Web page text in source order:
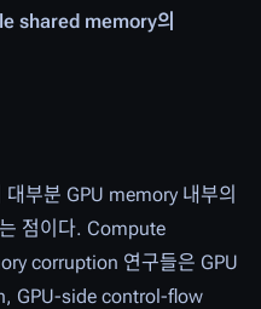
shared memory의
부분 GPU memory 내부의
점이다. Compute
corruption 연구들은 GPU
GPU-side control-flow